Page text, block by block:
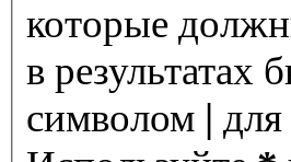
которые
в результатах
символом |